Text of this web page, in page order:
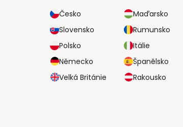
Česko
Maďarsko
Slovensko
Rumunsko
Polsko
Itálie
Německo
Španělsko
Velká Británie
Rakousko